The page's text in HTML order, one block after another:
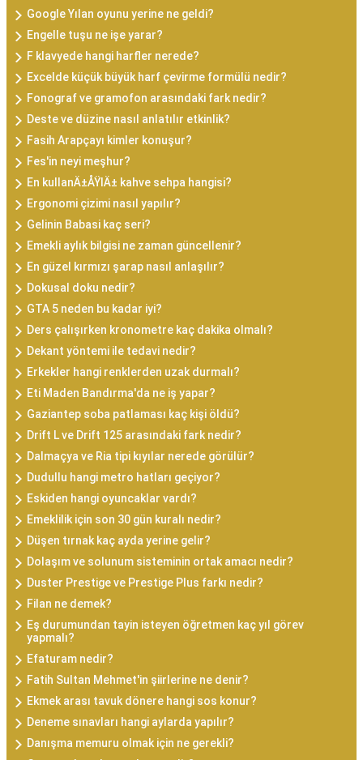
Google Yılan oyunu yerine ne geldi?
Engelle tuşu ne işe yarar?
F klavyede hangi harfler nerede?
Excelde küçük büyük harf çevirme formülü nedir?
Fonograf ve gramofon arasındaki fark nedir?
Deste ve düzine nasıl anlatılır etkinlik?
Fasih Arapçayı kimler konuşur?
Fes'in neyi meşhur?
En kullanÄ±ÅŸlÄ± kahve sehpa hangisi?
Ergonomi çizimi nasıl yapılır?
Gelinin Babasi kaç seri?
Emekli aylık bilgisi ne zaman güncellenir?
En güzel kırmızı şarap nasıl anlaşılır?
Dokusal doku nedir?
GTA 5 neden bu kadar iyi?
Ders çalışırken kronometre kaç dakika olmalı?
Dekant yöntemi ile tedavi nedir?
Erkekler hangi renklerden uzak durmalı?
Eti Maden Bandırma'da ne iş yapar?
Gaziantep soba patlaması kaç kişi öldü?
Drift L ve Drift 125 arasındaki fark nedir?
Dalmaçya ve Ria tipi kıyılar nerede görülür?
Dudullu hangi metro hatları geçiyor?
Eskiden hangi oyuncaklar vardı?
Emeklilik için son 30 gün kuralı nedir?
Düşen tırnak kaç ayda yerine gelir?
Dolaşım ve solunum sisteminin ortak amacı nedir?
Duster Prestige ve Prestige Plus farkı nedir?
Filan ne demek?
Eş durumundan tayin isteyen öğretmen kaç yıl görev
yapmalı?
Efaturam nedir?
Fatih Sultan Mehmet'in şiirlerine ne denir?
Ekmek arası tavuk dönere hangi sos konur?
Deneme sınavları hangi aylarda yapılır?
Danışma memuru olmak için ne gerekli?